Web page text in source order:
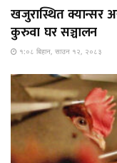
खजुरास्थित क्यान्सर
कुरुवा घर सञ्चालन
१:०८ बिहान, साउन १२, २०८३